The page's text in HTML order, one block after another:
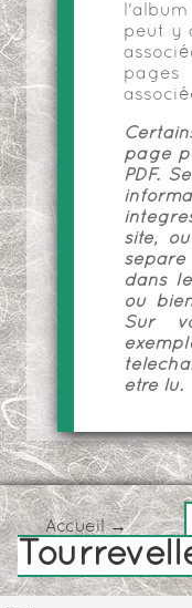
peut y
page
PDF.
site,
dans
ou
Sur
être lu.
Accueil→